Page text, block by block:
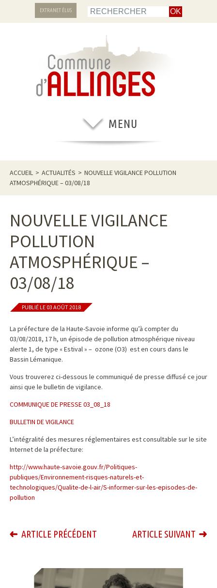
EXTRANET ÉLUS
ACCUEIL > ACTUALITÉS > NOUVELLE VIGILANCE POLLUTION
ATMOSPHÉRIQUE – 03/08/18
NOUVELLE VIGILANCE
POLLUTION
ATMOSPHÉRIQUE –
03/08/18
PUBLIÉ LE 03 AOÛT 2018
La préfecture de la Haute-Savoie informe qu’à compter du
03/08/2018, 17 h, un épisode de pollution atmosphérique niveau
alerte 1, de type « Estival » – ozone (O3) est en cours dans le
Bassin Lémanique.
Vous trouverez ci-dessous le communiqué de presse diffusé ce jour
ainsi que le bulletin de vigilance.
COMMUNIQUE DE PRESSE 03_08_18
BULLETIN DE VIGILANCE
L’intégralité des mesures réglementaires est consultable sur le site
Internet de la préfecture:
http://www.haute-savoie.gouv.fr/Politiques-
publiques/Environnement-risques-naturels-et-
technologiques/Qualite-de-l-air/S-informer-sur-les-episodes-de-
pollution
ARTICLE PRÉCÉDENT ARTICLE SUIVANT